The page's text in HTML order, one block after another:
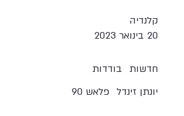
קלנדיה
20 בינואר 2023
בודדות חדשות
פלאש 90 יונתן זינדל